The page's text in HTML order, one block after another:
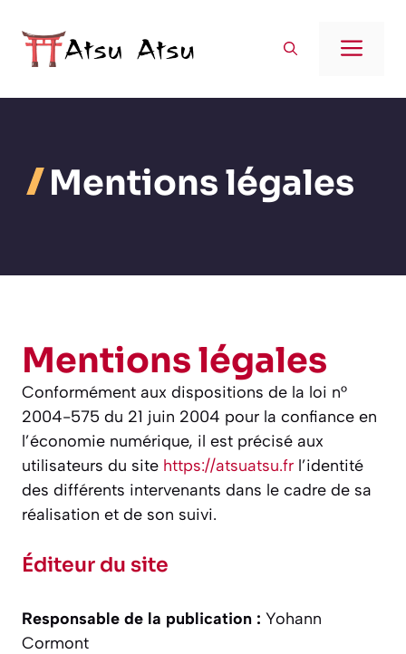
contenu
Mentions légales
Mentions légales
Conformément aux dispositions de la loi n°
2004-575 du 21 juin 2004 pour la confiance en
l’économie numérique, il est précisé aux
utilisateurs du site https://atsuatsu.fr l’identité
des différents intervenants dans le cadre de sa
réalisation et de son suivi.​
Éditeur du site
Responsable de la publication : Yohann
Cormont